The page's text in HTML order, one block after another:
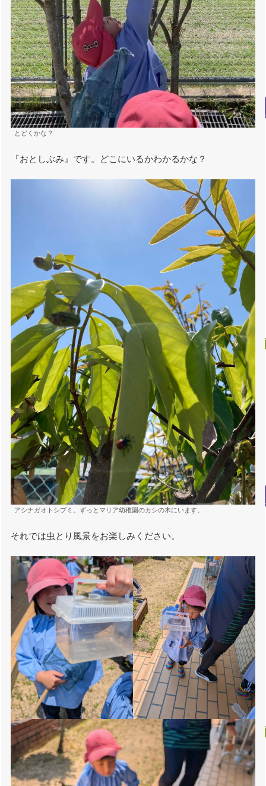
とどくかな？
『おとしぶみ』です。どこにいるかわかるかな？
アシナガオトシブミ。ずっとマリア幼稚園のカシの木にいます。
それでは虫とり風景をお楽しみください。